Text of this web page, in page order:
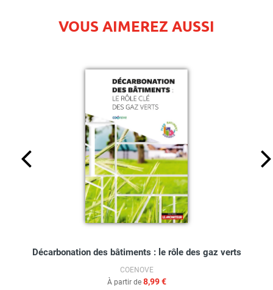
VOUS AIMEREZ AUSSI
Décarbonation des bâtiments : le rôle des gaz verts
COENOVE
À partir de 8,99 €